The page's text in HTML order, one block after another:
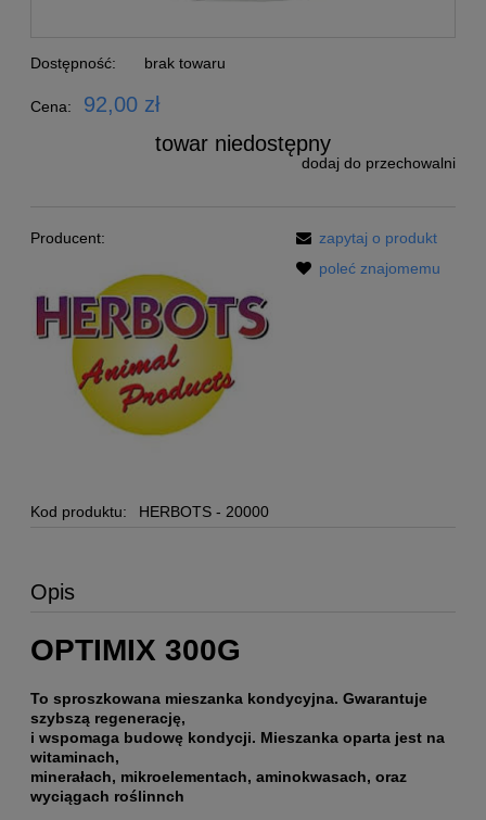
Dostępność: brak towaru
Cena:
92,00 zł
towar niedostępny
dodaj do przechowalni
Producent:
Kod produktu: HERBOTS - 20000
zapytaj o produkt
poleć znajomemu
Opis
OPTIMIX 300G
To sproszkowana mieszanka kondycyjna. Gwarantuje
szybszą regenerację,
i wspomaga budowę kondycji. Mieszanka oparta jest na
witaminach,
minerałach, mikroelementach, aminokwasach, oraz
wyciągach roślinnch